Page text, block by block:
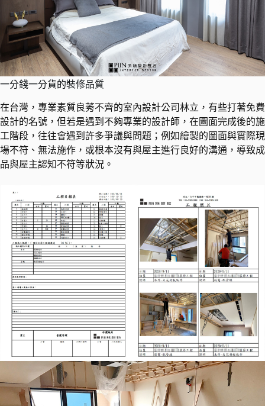
一分錢一分貨的裝修品質
在台灣，專業素質良莠不齊的室內設計公司林立，有些打著免費
設計的名號，但若是遇到不夠專業的設計師，在圖面完成後的施
工階段，往往會遇到許多爭議與問題；例如繪製的圖面與實際現
場不符、無法施作，或根本沒有與屋主進行良好的溝通，導致成
品與屋主認知不符等狀況。